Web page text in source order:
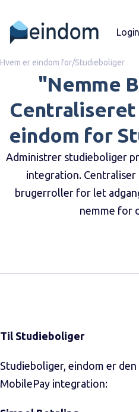
Login
Hvem er eindom for/Studieboliger
"Nemme
eindom for
Administrer studieboliger
integration.
brugerroller for let
nemme for
Til Studieboliger
Studieboliger, eindom er
MobilePay integration: